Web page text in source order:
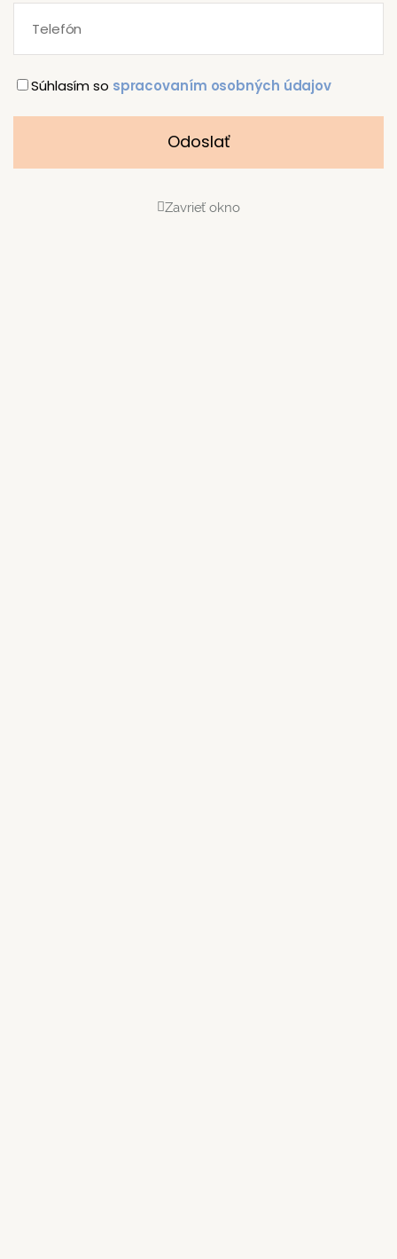
Súhlasím so spracovaním osobných údajov
Odoslať
Zavrieť okno